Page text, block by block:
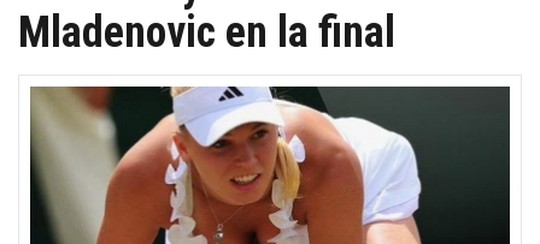
Mladenovic en la final